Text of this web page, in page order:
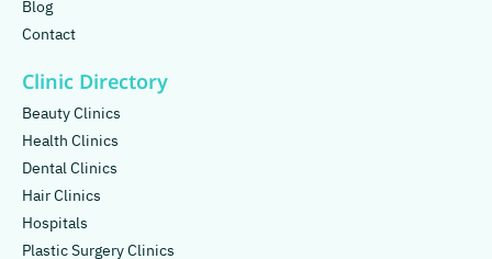
Blog
Contact
Clinic Directory
Beauty Clinics
Health Clinics
Dental Clinics
Hair Clinics
Hospitals
Plastic Surgery Clinics